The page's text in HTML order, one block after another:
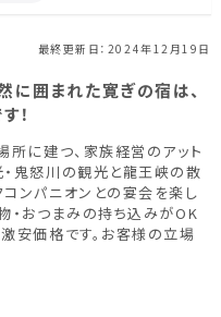
山形県(3)
宮城県(8)
茨城県(4)
県(14)
最終更新日：2024年12月19日
に囲まれた寛ぎの宿は、
！
所に建つ、家族経営のアット
鬼怒川の観光と龍王峡の散
ンパニオンとの宴会を楽し
・おつまみの持ち込みがOK
安価格です。お客様の立場